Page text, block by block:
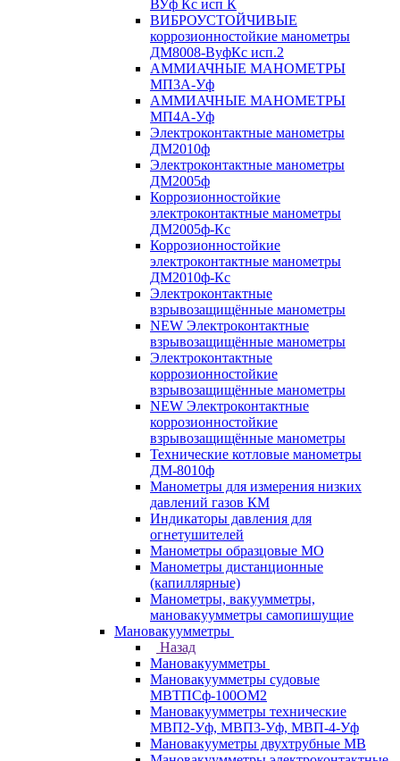
ВУф Кс исп К
ВИБРОУСТОЙЧИВЫЕ
коррозионностойкие манометры
ДМ8008-ВуфКс исп.2
АММИАЧНЫЕ МАНОМЕТРЫ
МП3А-Уф
АММИАЧНЫЕ МАНОМЕТРЫ
МП4А-Уф
Электроконтактные манометры
ДМ2010ф
Электроконтактные манометры
ДМ2005ф
Коррозионностойкие
электроконтактные манометры
ДМ2005ф-Кс
Коррозионностойкие
электроконтактные манометры
ДМ2010ф-Кс
Электроконтактные
взрывозащищённые манометры
NEW Электроконтактные
взрывозащищённые манометры
Электроконтактные
коррозионностойкие
взрывозащищённые манометры
NEW Электроконтактные
коррозионностойкие
взрывозащищённые манометры
Технические котловые манометры
ДМ-8010ф
Манометры для измерения низких
давлений газов КМ
Индикаторы давления для
огнетушителей
Манометры образцовые МО
Манометры дистанционные
(капиллярные)
Манометры, вакуумметры,
мановакуумметры самопишущие
Мановакуумметры
Назад
Мановакуумметры
Мановакуумметры судовые
МВТПСф-100ОМ2
Мановакуумметры технические
МВП2-Уф, МВП3-Уф, МВП-4-Уф
Мановакууметры двухтрубные МВ